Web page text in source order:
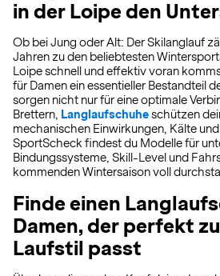
in der Loipe den
Ob bei Jung oder Alt: Der Skilanglauf
Jahren zu den beliebtesten
Loipe schnell und effektiv voran
für Damen ein essentieller Bestandteil
sorgen nicht nur für eine optimale
Brettern,
Langlaufschuheschützen
mechanischen Einwirkungen, Kälte
SportScheck findest du Modelle für
Bindungssysteme, Skill-Level und
kommenden Wintersaison voll
Finde einen
Damen, der perfekt
Laufstil passt